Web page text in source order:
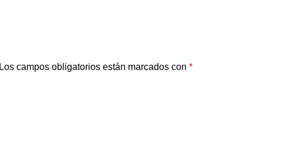
Los campos obligatorios están marcados con *